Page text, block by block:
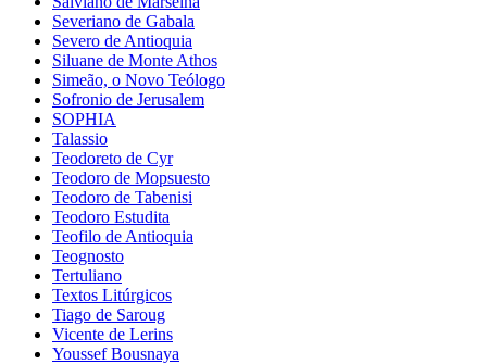
Severiano de Gabala
Severo de Antioquia
Siluane de Monte Athos
Simeão, o Novo Teólogo
Sofronio de Jerusalem
SOPHIA
Talassio
Teodoreto de Cyr
Teodoro de Mopsuesto
Teodoro de Tabenisi
Teodoro Estudita
Teofilo de Antioquia
Teognosto
Tertuliano
Textos Litúrgicos
Tiago de Saroug
Vicente de Lerins
Youssef Bousnaya